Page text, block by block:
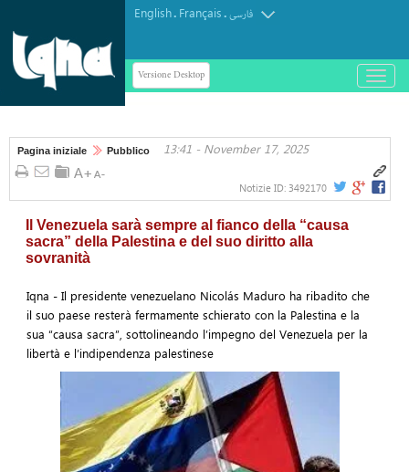
English. Français.فارسی
Versione Desktop
باز
و
کردن
Pagina iniziale Pubblico 13:41 - November 17, 2025
Notizie ID: 3492170
Il Venezuela sarà sempre al fianco della “causa
sacra” della Palestina e del suo diritto alla
sovranità
Iqna - Il presidente venezuelano Nicolás Maduro ha ribadito che
il suo paese resterà fermamente schierato con la Palestina e la
sua “causa sacra”, sottolineando l’impegno del Venezuela per la
libertà e l’indipendenza palestinese